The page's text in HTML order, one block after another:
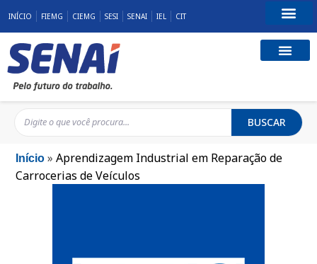
INÍCIO FIEMG CIEMG SESI SENAI IEL CIT
BUSCAR
Início »Aprendizagem Industrial em Reparação de
Carrocerias de Veículos